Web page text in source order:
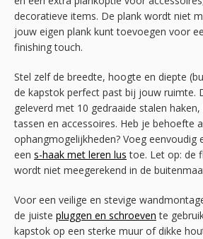
decoratieve items. De plank wordt niet
jouw eigen plank kunt toevoegen voor
finishing touch.
Stel zelf de breedte, hoogte en diepte
de kapstok perfect past bij jouw ruimte.
geleverd met 10 gedraaide stalen
tassen en accessoires. Heb je behoefte
ophangmogelijkheden? Voeg eenvoudig
een s-haak met leren lus toe. Let op: de
wordt niet meegerekend in de
Voor een veilige en stevige
de juiste pluggen en schroeven te
kapstok op een sterke muur of dikke